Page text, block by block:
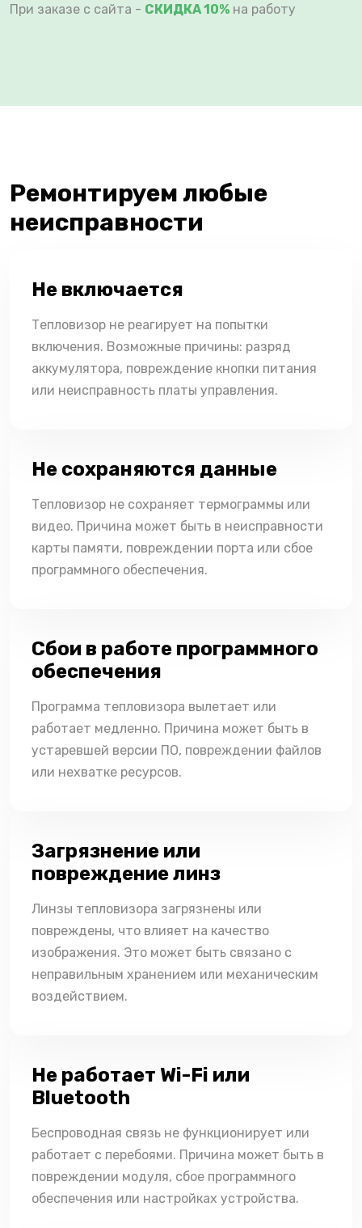
При заказе с сайта - СКИДКА 10% на работу
Ремонтируем любые
неисправности
Не включается
Тепловизор не реагирует на попытки
включения. Возможные причины: разряд
аккумулятора, повреждение кнопки питания
или неисправность платы управления.
Не сохраняются данные
Тепловизор не сохраняет термограммы или
видео. Причина может быть в неисправности
карты памяти, повреждении порта или сбое
программного обеспечения.
Сбои в работе программного
обеспечения
Программа тепловизора вылетает или
работает медленно. Причина может быть в
устаревшей версии ПО, повреждении файлов
или нехватке ресурсов.
Загрязнение или
повреждение линз
Линзы тепловизора загрязнены или
повреждены, что влияет на качество
изображения. Это может быть связано с
неправильным хранением или механическим
воздействием.
Не работает Wi-Fi или
Bluetooth
Беспроводная связь не функционирует или
работает с перебоями. Причина может быть в
повреждении модуля, сбое программного
обеспечения или настройках устройства.